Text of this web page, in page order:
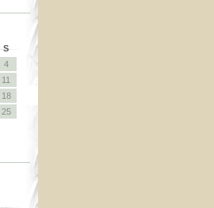
S
4
11
18
25